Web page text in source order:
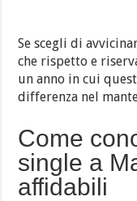
Se scegli di
che rispetto e
un anno in cui
differenza nel
Come
single a
affidabili